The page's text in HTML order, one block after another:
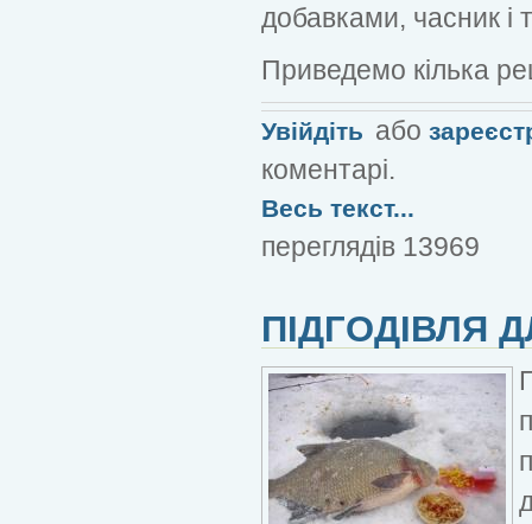
добавками, часник і
Приведемо кілька
Увійдіть або
коментарі.
Весь текст...
переглядів 13969
ПІДГОДІВЛЯ